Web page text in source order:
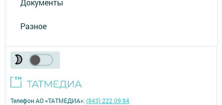
Документы
Разное
Телефон АО «ТАТМЕДИА»:(843) 222 09 84